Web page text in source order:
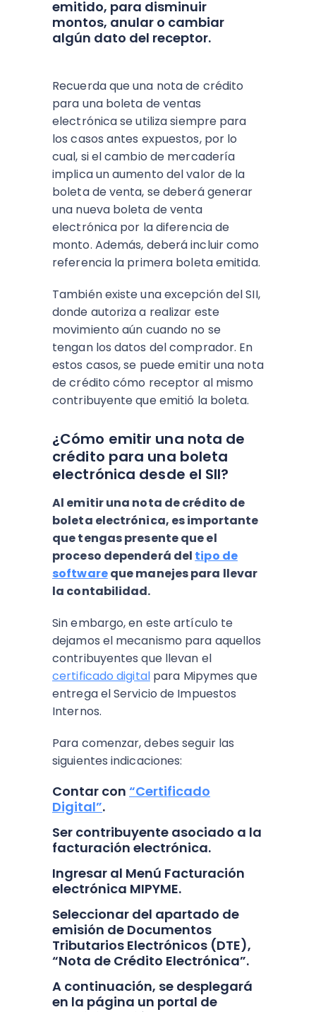
emitido, para disminuir
montos, anular o cambiar
algún dato del receptor.
Recuerda que una nota de crédito
para una boleta de ventas
electrónica se utiliza siempre para
los casos antes expuestos, por lo
cual, si el cambio de mercadería
implica un aumento del valor de la
boleta de venta, se deberá generar
una nueva boleta de venta
electrónica por la diferencia de
monto. Además, deberá incluir como
referencia la primera boleta emitida.
También existe una excepción del SII,
donde autoriza a realizar este
movimiento aún cuando no se
tengan los datos del comprador. En
estos casos, se puede emitir una nota
de crédito cómo receptor al mismo
contribuyente que emitió la boleta.
¿Cómo emitir una nota de
crédito para una boleta
electrónica desde el SII?
Al emitir una nota de crédito de
boleta electrónica, es importante
que tengas presente que el
proceso dependerá del tipo de
softwareque manejes para llevar
la contabilidad.
Sin embargo, en este artículo te
dejamos el mecanismo para aquellos
contribuyentes que llevan el
certificado digitalpara Mipymes que
entrega el Servicio de Impuestos
Internos.
Para comenzar, debes seguir las
siguientes indicaciones:
Contar con “Certificado
Digital”.
Ser contribuyente asociado a la
facturación electrónica.
Ingresar al Menú Facturación
electrónica MIPYME.
Seleccionar del apartado de
emisión de Documentos
Tributarios Electrónicos (DTE),
“Nota de Crédito Electrónica”.
A continuación, se desplegará
en la página un portal de